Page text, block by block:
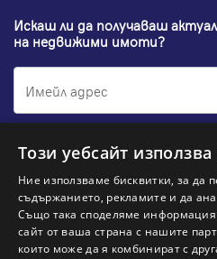
Искаш ли да получаваш
на недвижими имоти?
Абонирам се
НАЙ-ПОПУЛЯРНИ ТЪРСЕНИЯ:
Този уебсайт
Ние използваме бисквитки, за да
съдържанието, рекламите и да
Също така споделяме
сайт от ваша страна с нашите
които може да я комбинират с